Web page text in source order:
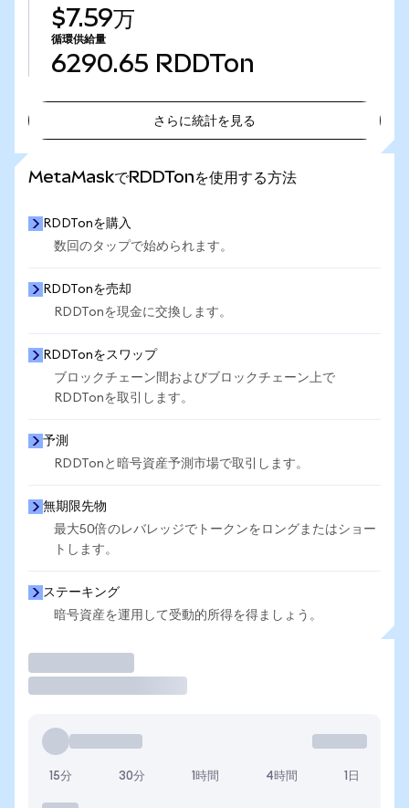
$7.59万
循環供給量
6290.65 RDDTon
さらに統計を見る
MetaMaskでRDDTonを使用する方法
RDDTonを購入
数回のタップで始められます。
RDDTonを売却
RDDTonを現金に交換します。
RDDTonをスワップ
ブロックチェーン間およびブロックチェーン上で
RDDTonを取引します。
予測
RDDTonと暗号資産予測市場で取引します。
無期限先物
最大50倍のレバレッジでトークンをロングまたはショー
トします。
ステーキング
暗号資産を運用して受動的所得を得ましょう。
15分 30分 1時間 4時間 1日